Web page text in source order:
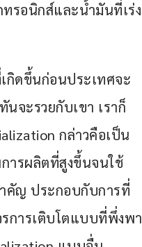
รอนิกส์และน้ำมันที่เร่ง
กิดขึ้นก่อนประเทศจะ
จะรวยกับเขา เราก็
กล่าวคือเป็น
ารผลิตที่สูงขึ้นจนใช้
คัญ ประกอบกับการที่
การเติบโตแบบที่พึ่งพา